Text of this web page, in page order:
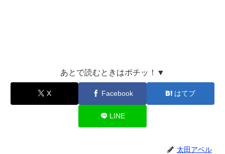
あとで読むときはポチッ！▼
X Facebook はてブ
LINE
太田アベル